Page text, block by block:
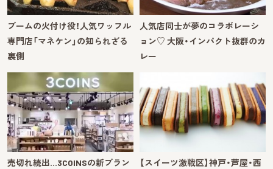
ブームの火付け役！人気ワッフル
専門店「マネケン」の知られざる
裏側
人気店同士が夢のコラボレーシ
ョン♡ 大阪・インパクト抜群のカ
レー
売切れ続出…3COINSの新ブラン
【スイーツ激戦区】神戸・芦屋・西